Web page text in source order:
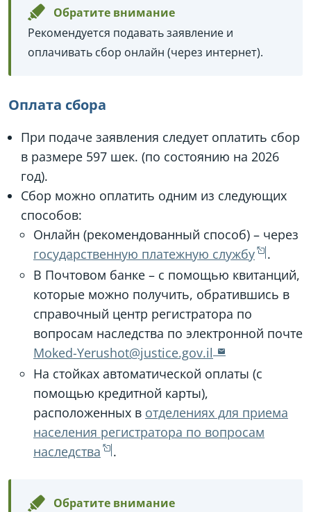
Обратите внимание
Рекомендуется подавать заявление и
оплачивать сбор онлайн (через интернет).
Оплата сбора
При подаче заявления следует оплатить сбор
в размере 597 шек. (по состоянию на 2026
год).
Сбор можно оплатить одним из следующих
способов:
Онлайн (рекомендованный способ) – через
государственную платежную службу
.
В Почтовом банке – с помощью квитанций,
которые можно получить, обратившись в
справочный центр регистратора по
вопросам наследства по электронной почте
Moked-Yerushot@justice.gov.il
На стойках автоматической оплаты (с
помощью кредитной карты),
расположенных в отделениях для приема
населения регистратора по вопросам
наследства
.
Обратите внимание